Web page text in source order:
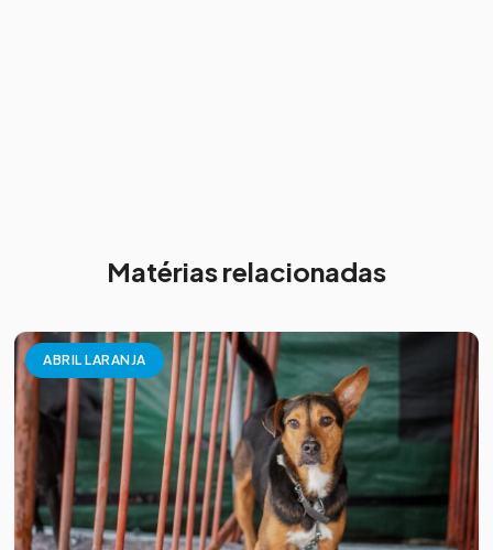
Matérias relacionadas
ABRIL LARANJA